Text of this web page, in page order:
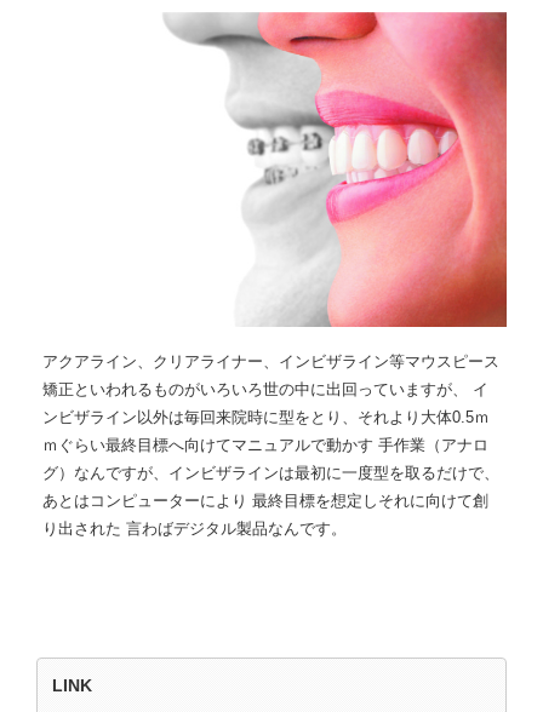
アクアライン、クリアライナー、インビザライン等マウスピース
矯正といわれるものがいろいろ世の中に出回っていますが、 イ
ンビザライン以外は毎回来院時に型をとり、それより大体0.5ｍ
ｍぐらい最終目標へ向けてマニュアルで動かす 手作業（アナロ
グ）なんですが、インビザラインは最初に一度型を取るだけで、
あとはコンピューターにより 最終目標を想定しそれに向けて創
り出された 言わばデジタル製品なんです。
LINK